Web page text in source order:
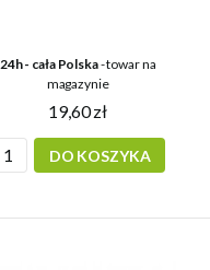
24h - cała Polska- towar na
magazynie
19,60 zł
DO KOSZYKA